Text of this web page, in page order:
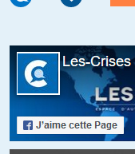
https://
Interruption du
combattre aux côtés de
injonctions de Dakar.
https://